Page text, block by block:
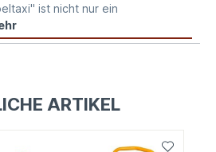
ist nicht nur ein
ARTIKEL